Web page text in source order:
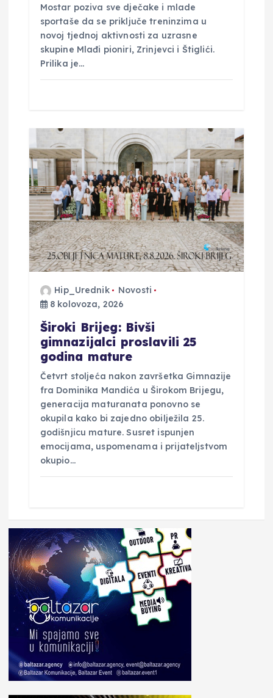
Mostar poziva sve dječake i mlade
sportaše da se priključe treninzima u
novoj tjednoj aktivnosti za uzrasne
skupine Mlađi pioniri, Zrinjevci i Štiglići. ​
Prilika je…
Hip_Urednik
Novosti
8 kolovoza, 2026
Široki Brijeg: Bivši
gimnazijalci proslavili 25
godina mature
Četvrt stoljeća nakon završetka Gimnazije
fra Dominika Mandića u Širokom Brijegu,
generacija maturanata ponovno se
okupila kako bi zajedno obilježila 25.
godišnjicu mature. Susret ispunjen
emocijama, uspomenama i prijateljstvom
okupio…